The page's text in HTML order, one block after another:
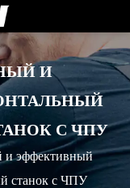
И
С ЧПУ
и эффективный
станок с ЧПУ